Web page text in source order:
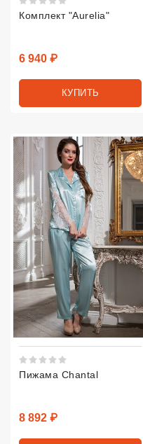
Комплект "Aurelia"
Цена
6 940 ₽
КУПИТЬ
Пижама Chantal
Цена
8 892 ₽